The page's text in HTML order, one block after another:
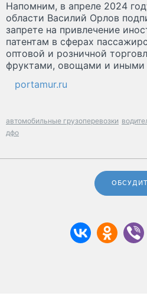
Напомним, в апреле 2024
области Василий Орлов
запрете на привлечение
патентам в сферах
оптовой и розничной
фруктами, овощами и иными
portamur.ru
автомобильные грузоперевозки
дфо